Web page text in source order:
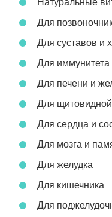
Натуральные
Для
Для суставов и
Для иммунитета
Для печени и
Для
Для сердца и
Для мозга и
Для желудка
Для кишечника
Для